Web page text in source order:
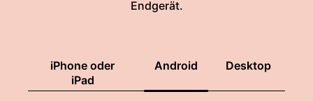
Endgerät.
iPhone oder
iPad
Android Desktop